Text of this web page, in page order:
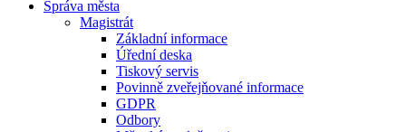
Správa města
Magistrát
Základní informace
Úřední deska
Tiskový servis
Povinně zveřejňované informace
GDPR
Odbory